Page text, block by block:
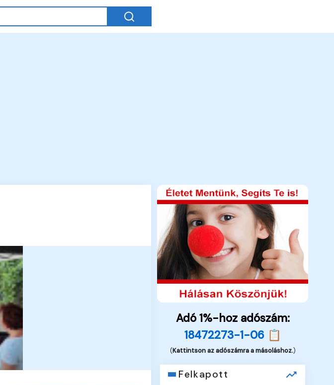
Adó 1%-hoz adószám:
18472273-1-06 📋
(Kattintson az adószámra a másoláshoz.)
Felkapott